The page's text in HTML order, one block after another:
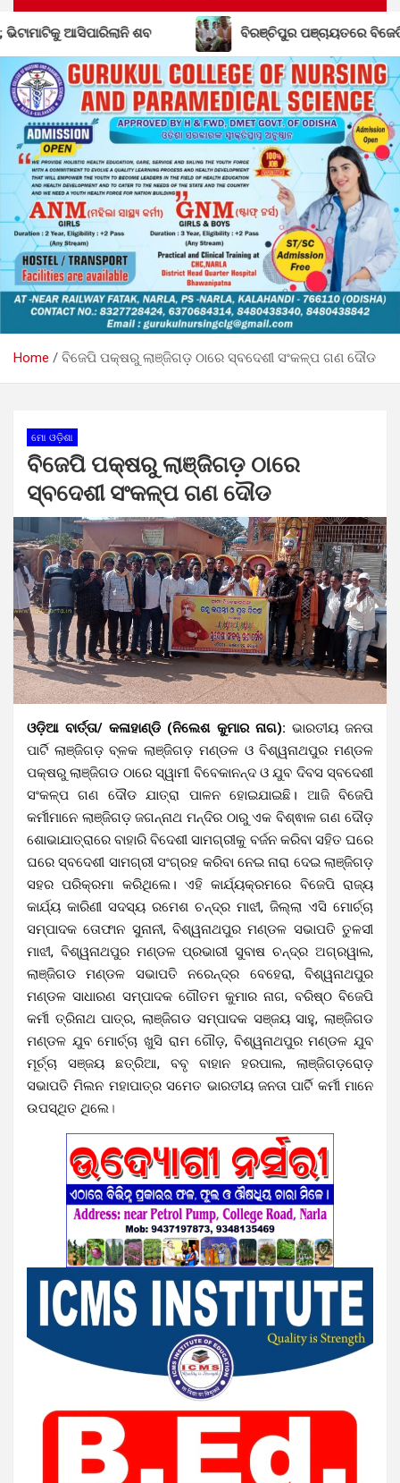
ବିରଞ୍ଚିପୁର ପଞ୍ଚାୟତରେ ବିଜେଡିର ଶକ୍ତି ବୃଦ୍ଧି; ବିଜେପି ଛାଡ଼ିଲେ
Home ବିଜେପି ପକ୍ଷରୁ ଲାଞ୍ଜିଗଡ଼ ଠାରେ ସ୍ବଦେଶୀ ସଂକଳ୍ପ ଗଣ ଦୌଡ
ମୋ ଓଡ଼ିଶା
ବିଜେପି ପକ୍ଷରୁ ଲାଞ୍ଜିଗଡ଼ ଠାରେ
ସ୍ବଦେଶୀ ସଂକଳ୍ପ ଗଣ ଦୌଡ
ଓଡ଼ିଆ ବାର୍ତ୍ତା/ କଳାହାଣ୍ଡି (ନିଲେଶ କୁମାର ନାଗ): ଭାରତୀୟ ଜନତା
ପାର୍ଟି ଲାଞ୍ଜିଗଡ଼ ବ୍ଳକ ଲାଞ୍ଜିଗଡ଼ ମଣ୍ଡଳ ଓ ବିଶ୍ୱନାଥପୁର ମଣ୍ଡଳ
ପକ୍ଷରୁ ଲାଞ୍ଜିଗଡ ଠାରେ ସ୍ୱାମୀ ବିବେକାନନ୍ଦ ଓ ଯୁବ ଦିବସ ସ୍ବଦେଶୀ
ସଂକଳ୍ପ ଗଣ ଦୌଡ ଯାତ୍ରା ପାଳନ ହୋଇଯାଇଛି। ଆଜି ବିଜେପି
କର୍ମୀମାନେ ଲାଞ୍ଜିଗଡ଼ ଜଗନ୍ନାଥ ମନ୍ଦିର ଠାରୁ ଏକ ବିଶ୍ଵାଳ ଗଣ ଦୌଡ଼
ଶୋଭାଯାତ୍ରାରେ ବାହାରି ବିଦେଶୀ ସାମଗ୍ରୀକୁ ବର୍ଜନ କରିବା ସହିତ ଘରେ
ଘରେ ସ୍ବଦେଶୀ ସାମଗ୍ରୀ ସଂଗ୍ରହ କରିବା ନେଇ ନାରା ଦେଇ ଲାଞ୍ଜିଗଡ଼
ସହର ପରିକ୍ରମା କରିଥିଲେ। ଏହି କାର୍ଯ୍ୟକ୍ରମରେ ବିଜେପି ରାଜ୍ୟ
କାର୍ଯ୍ୟ କାରିଣୀ ସଦସ୍ୟ ରମେଶ ଚନ୍ଦ୍ର ମାଝୀ, ଜିଲ୍ଲା ଏସି ମୋର୍ଚ୍ଚା
ସମ୍ପାଦକ ତୋଫାନ ସୁନାନୀ, ବିଶ୍ୱନାଥପୁର ମଣ୍ଡଳ ସଭାପତି ତୁଳସୀ
ମାଝୀ, ବିଶ୍ୱନାଥପୁର ମଣ୍ଡଳ ପ୍ରଭାରୀ ସୁବାଷ ଚନ୍ଦ୍ର ଅଗ୍ରୱାଲ,
ଲାଞ୍ଜିଗଡ ମଣ୍ଡଳ ସଭାପତି ନରେନ୍ଦ୍ର ବେହେରା, ବିଶ୍ୱନାଥପୁର
ମଣ୍ଡଳ ସାଧାରଣ ସମ୍ପାଦକ ଗୌତମ କୁମାର ନାଗ, ବରିଷ୍ଠ ବିଜେପି
କର୍ମୀ ତ୍ରିନାଥ ପାତ୍ର, ଲାଞ୍ଜିଗଡ ସମ୍ପାଦକ ସଞ୍ଜୟ ସାହୁ, ଲାଞ୍ଜିଗଡ
ମଣ୍ଡଳ ଯୁବ ମୋର୍ଚ୍ଚା ଖୁସି ରାମ ଗୌଡ଼, ବିଶ୍ୱନାଥପୁର ମଣ୍ଡଳ ଯୁବ
ମୂର୍ଚ୍ଚା ସଞ୍ଜୟ ଛତ୍ରିଆ, ବବୃ ବାହାନ ହରପାଲ, ଲାଞ୍ଜିଗଡ଼ରୋଡ଼
ସଭାପତି ମିଲନ ମହାପାତ୍ର ସମେତ ଭାରତୀୟ ଜନତା ପାର୍ଟି କର୍ମୀ ମାନେ
ଉପସ୍ଥିତ ଥିଲେ ।